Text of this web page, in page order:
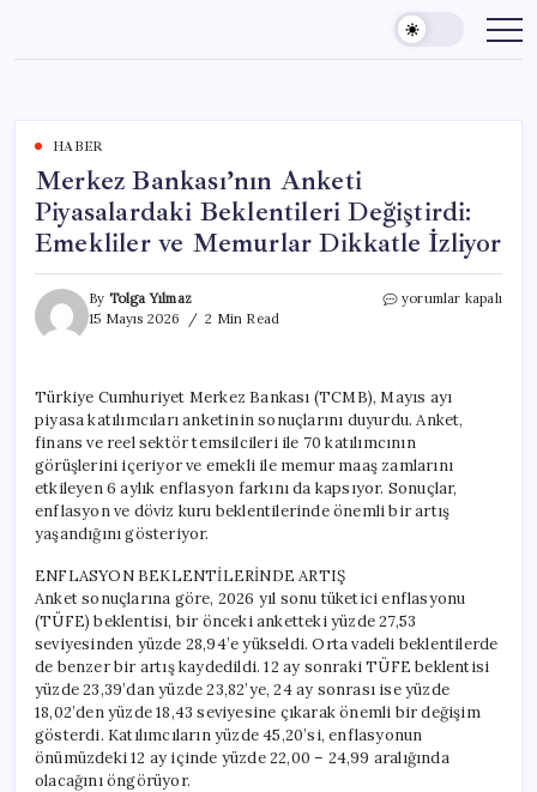
content
HABER
Merkez Bankası’nın Anketi
Piyasalardaki Beklentileri Değiştirdi:
Emekliler ve Memurlar Dikkatle İzliyor
By Tolga Yılmaz
15 Mayıs 2026
2 Min Read
Merkez
Değiştirdi:
Emekliler
ve
Memurlar
Dikkatle
İzliyor
için
yorumlar kapalı
Türkiye Cumhuriyet Merkez Bankası (TCMB), Mayıs ayı
piyasa katılımcıları anketinin sonuçlarını duyurdu. Anket,
finans ve reel sektör temsilcileri ile 70 katılımcının
görüşlerini içeriyor ve emekli ile memur maaş zamlarını
etkileyen 6 aylık enflasyon farkını da kapsıyor. Sonuçlar,
enflasyon ve döviz kuru beklentilerinde önemli bir artış
yaşandığını gösteriyor.
ENFLASYON BEKLENTİLERİNDE ARTIŞ
Anket sonuçlarına göre, 2026 yıl sonu tüketici enflasyonu
(TÜFE) beklentisi, bir önceki anketteki yüzde 27,53
seviyesinden yüzde 28,94’e yükseldi. Orta vadeli beklentilerde
de benzer bir artış kaydedildi. 12 ay sonraki TÜFE beklentisi
yüzde 23,39’dan yüzde 23,82’ye, 24 ay sonrası ise yüzde
18,02’den yüzde 18,43 seviyesine çıkarak önemli bir değişim
gösterdi. Katılımcıların yüzde 45,20’si, enflasyonun
önümüzdeki 12 ay içinde yüzde 22,00 – 24,99 aralığında
olacağını öngörüyor.